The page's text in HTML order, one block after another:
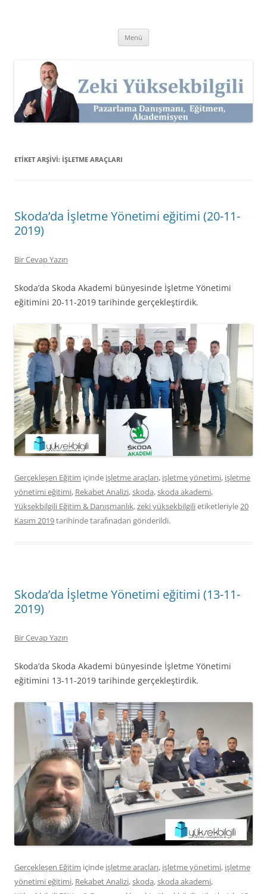
Kişisel Web Sitesi.
Menü
ETIKET ARŞIVI: IŞLETME ARAÇLARI
Skoda’da İşletme Yönetimi eğitimi (20-11-
2019)
Bir Cevap Yazın
Skoda’da Skoda Akademi bünyesinde İşletme Yönetimi
eğitimini 20-11-2019 tarihinde gerçekleştirdik.
Gerçekleşen Eğitim içinde işletme araçları, işletme yönetimi, işletme
yönetimi eğitimi, Rekabet Analizi,skoda,skoda akademi,
Yüksekbilgili Eğitim & Danışmanlık,zeki yüksekbilgilietiketleriyle20
Kasım 2019tarihindetarafınadan gönderildi.
Skoda’da İşletme Yönetimi eğitimi (13-11-
2019)
Bir Cevap Yazın
Skoda’da Skoda Akademi bünyesinde İşletme Yönetimi
eğitimini 13-11-2019 tarihinde gerçekleştirdik.
Gerçekleşen Eğitim içinde işletme araçları, işletme yönetimi, işletme
yönetimi eğitimi, Rekabet Analizi,skoda,skoda akademi,